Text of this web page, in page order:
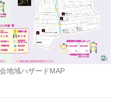
地域ハザードMAP